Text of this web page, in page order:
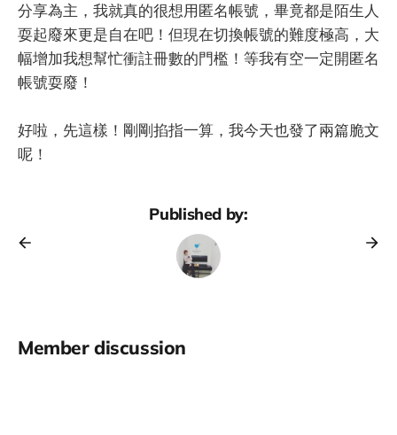
分享為主，我就真的很想用匿名帳號，畢竟都是陌生人
耍起廢來更是自在吧！但現在切換帳號的難度極高，大
幅增加我想幫忙衝註冊數的門檻！等我有空一定開匿名
帳號耍廢！
好啦，先這樣！剛剛掐指一算，我今天也發了兩篇脆文
呢！
Published by:
Member discussion